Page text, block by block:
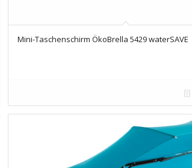
Mini-Taschenschirm ÖkoBrella 5429 waterSAVE